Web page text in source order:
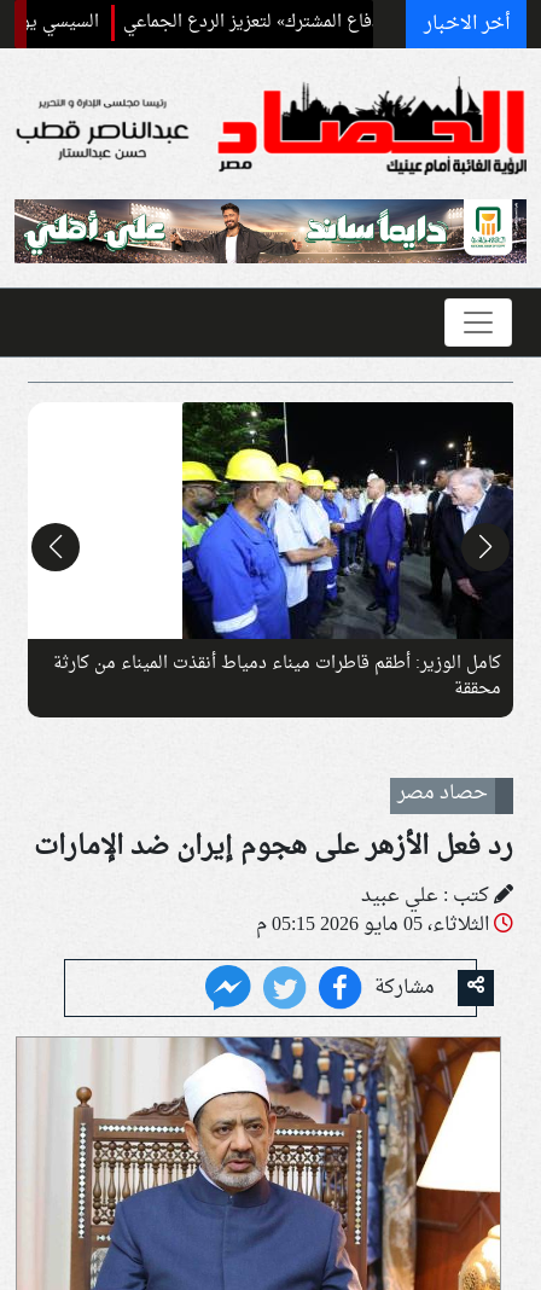
أخر الاخبار
مكة للدفاع المشترك» لتعزيز الردع الجماعي السيسي يودع ملك
كامل الوزير: أطقم قاطرات ميناء دمياط أنقذت الميناء من كارثة
محققة
حصاد مصر
رد فعل الأزهر على هجوم إيران ضد الإمارات
كتب : علي عبيد
الثلاثاء، 05 مايو 2026 05:15 م
مشاركة